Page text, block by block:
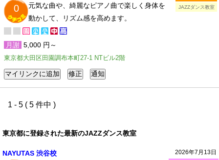
JAZZダンス教室
0
元気な曲や、綺麗なピアノ曲で楽しく身体を
動かして、リズム感を高めます。
月謝 5,000 円～
東京都大田区田園調布本町27-1 NTビル2階
1 - 5 ( 5 件中 )
東京都に登録された最新のJAZZダンス教室
2026年7月13日
NAYUTAS 渋谷校